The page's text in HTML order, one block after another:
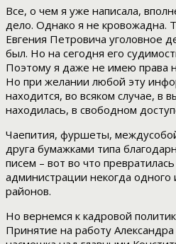
Все, о чем я уже написала,
дело. Однако я не кровожадна.
Евгения Петровича уголовное
был. Но на сегодня его
Поэтому я даже не имею права
Но при желании любой эту
находится, во всяком случае, в
находилась, в свободном
Чаепития, фуршеты,
друга бумажками типа
писем – вот во что
администрации некогда
районов.
Но вернемся к кадровой
Принятие на работу